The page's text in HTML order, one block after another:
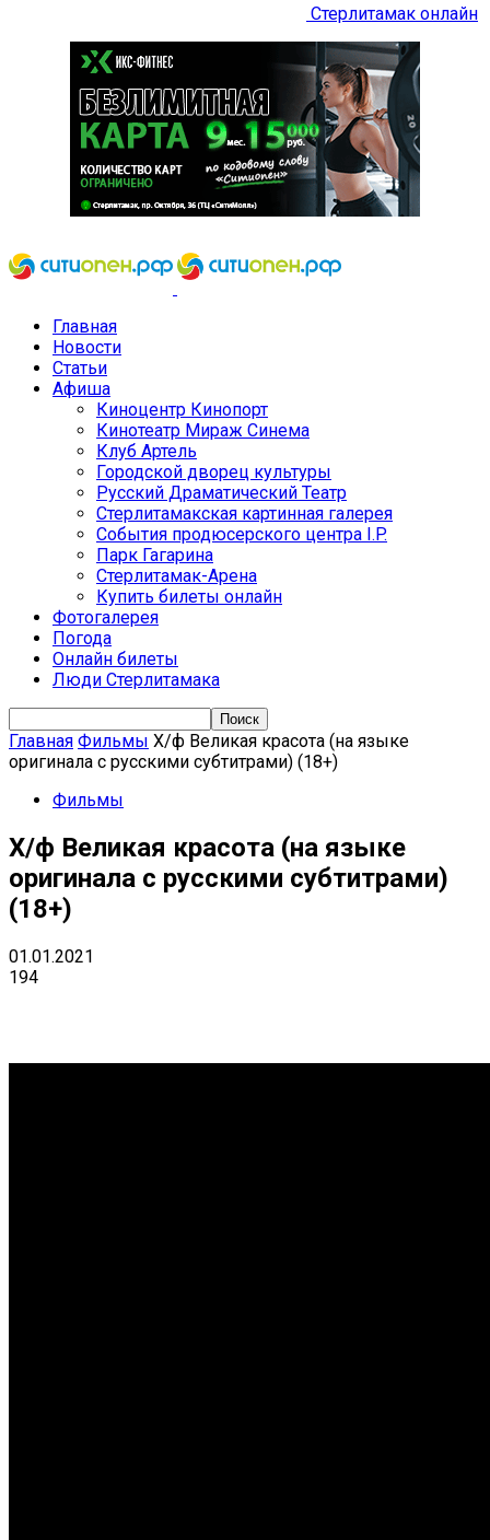
Стерлитамак онлайн
Главная
Новости
Статьи
Афиша
Киноцентр Кинопорт
Кинотеатр Мираж Синема
Клуб Артель
Городской дворец культуры
Русский Драматический Театр
Стерлитамакская картинная галерея
События продюсерского центра I.P.
Парк Гагарина
Стерлитамак-Арена
Купить билеты онлайн
Фотогалерея
Погода
Онлайн билеты
Люди Стерлитамака
Главная Фильмы Х/ф Великая красота (на языке
оригинала с русскими субтитрами) (18+)
Фильмы
Х/ф Великая красота (на языке
оригинала с русскими субтитрами)
(18+)
01.01.2021
194